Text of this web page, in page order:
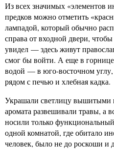
Из всех значимых «элементов
предков можно отметить
лампадой, который обычно
справа от входной двери,
увидел — здесь живут
смог бы войти. А еще в горнице
водой — в юго-восточном
рядом с печью и хлебная кадка.
Украшали светлицу вышитыми
аромата развешивали травы, а
носили только
одной комнатой, где обитало
человек, было не до роскоши и